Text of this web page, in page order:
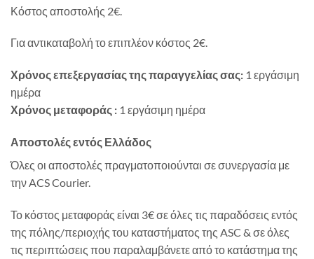
Κόστος αποστολής 2€.
Για αντικαταβολή το επιπλέον κόστος 2€.
Χρόνος επεξεργασίας της παραγγελίας σας: 1 εργάσιμη
ημέρα
Χρόνος μεταφοράς : 1 εργάσιμη ημέρα
Αποστολές εντός Ελλάδος
Όλες οι αποστολές πραγματοποιούνται σε συνεργασία με
την ACS Courier.
Το κόστος μεταφοράς είναι 3€ σε όλες τις παραδόσεις εντός
της πόλης/περιοχής του καταστήματος της ASC & σε όλες
τις περιπτώσεις που παραλαμβάνετε από το κατάστημα της